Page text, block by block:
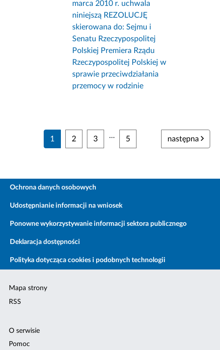
marca 2010 r. uchwala
niniejszą REZOLUCJĘ
skierowana do: Sejmu i
Senatu Rzeczypospolitej
Polskiej Premiera Rządu
Rzeczypospolitej Polskiej w
sprawie przeciwdziałania
przemocy w rodzinie
1 2 3 ... 5 następna
Ochrona danych osobowych
Udostępnianie informacji na wniosek
Ponowne wykorzystywanie informacji sektora publicznego
Deklaracja dostępności
Polityka dotycząca cookies i podobnych technologii
Mapa strony
RSS
O serwisie
Pomoc